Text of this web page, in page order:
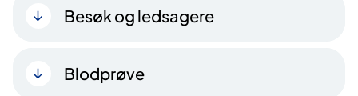
Besøk og ledsagere
Blodprøve